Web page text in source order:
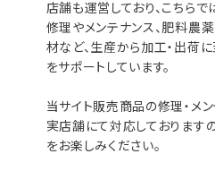
店舗も運営しており、こちら
修理やメンテナンス、肥料農
材など、生産から加工・出荷
をサポートしています。
当サイト販売商品の修理・メ
実店舗にて対応しております
をお楽しみください。